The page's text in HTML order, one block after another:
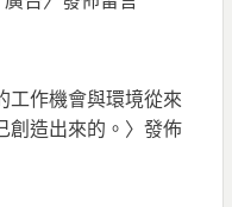
工作機會與環境從來
創造出來的。 〉發佈